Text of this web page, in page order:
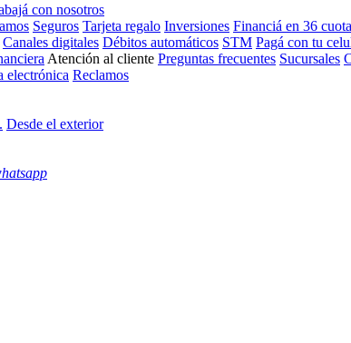
con nosotros
Seguros Tarjeta regalo Inversiones Financiá en 36
Canales digitales Débitos automáticos STM Pagá con tu
Atención al cliente Preguntas frecuentes Sucursales
electrónica Reclamos
Desde el exterior